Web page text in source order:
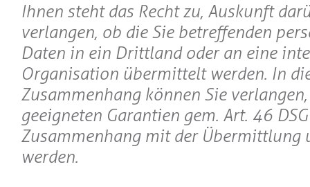
Ihnen steht das Recht zu, Auskunft
verlangen, ob die Sie betreffenden
Daten in ein Drittland oder an eine
Organisation übermittelt werden. In
Zusammenhang können Sie
geeigneten Garantien gem. Art. 46
Zusammenhang mit der Übermittlung
werden.